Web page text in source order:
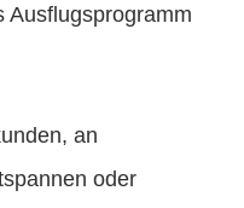
Ausflugsprogramm
an
oder